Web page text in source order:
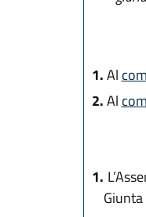
1.Al
2.Al
1.